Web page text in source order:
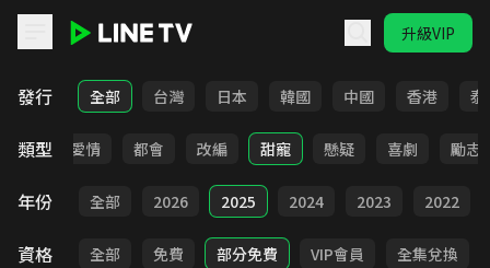
升級VIP
LINE TV - 戲劇
發行 全部 台灣 日本 韓國 中國 香港 泰
類型
古裝 愛情 都會 改編 甜寵 懸疑 喜劇 勵志
年份 全部 2026 2025 2024 2023 2022
資格 全部 免費 部分免費 VIP會員 全集兌換